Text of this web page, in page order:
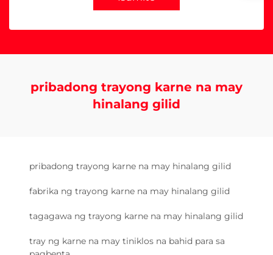
pribadong trayong karne na may
hinalang gilid
pribadong trayong karne na may hinalang gilid
fabrika ng trayong karne na may hinalang gilid
tagagawa ng trayong karne na may hinalang gilid
tray ng karne na may tiniklos na bahid para sa